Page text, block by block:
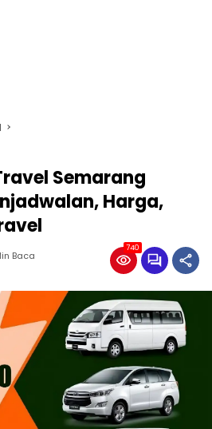
Semarang
Harga,
Baca
740